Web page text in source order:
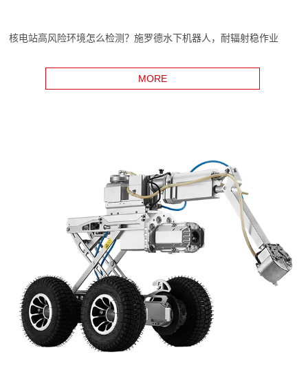
核电站高风险环境怎么检测？施罗德水下机器人，耐辐射稳作业
MORE